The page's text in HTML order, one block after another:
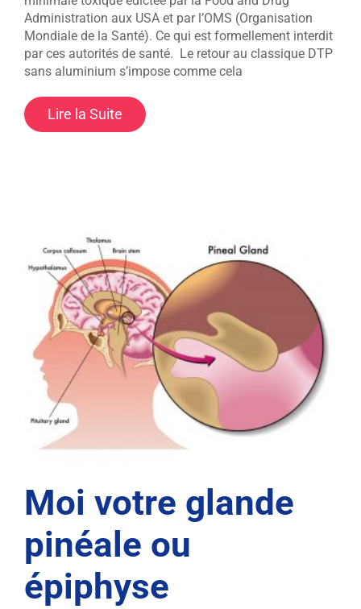
Administration aux USA et par l’OMS (Organisation
Mondiale de la Santé). Ce qui est formellement interdit
par ces autorités de santé. Le retour au classique DTP
sans aluminium s’impose comme cela
Lire la Suite
Moi votre glande
pinéale ou
épiphyse